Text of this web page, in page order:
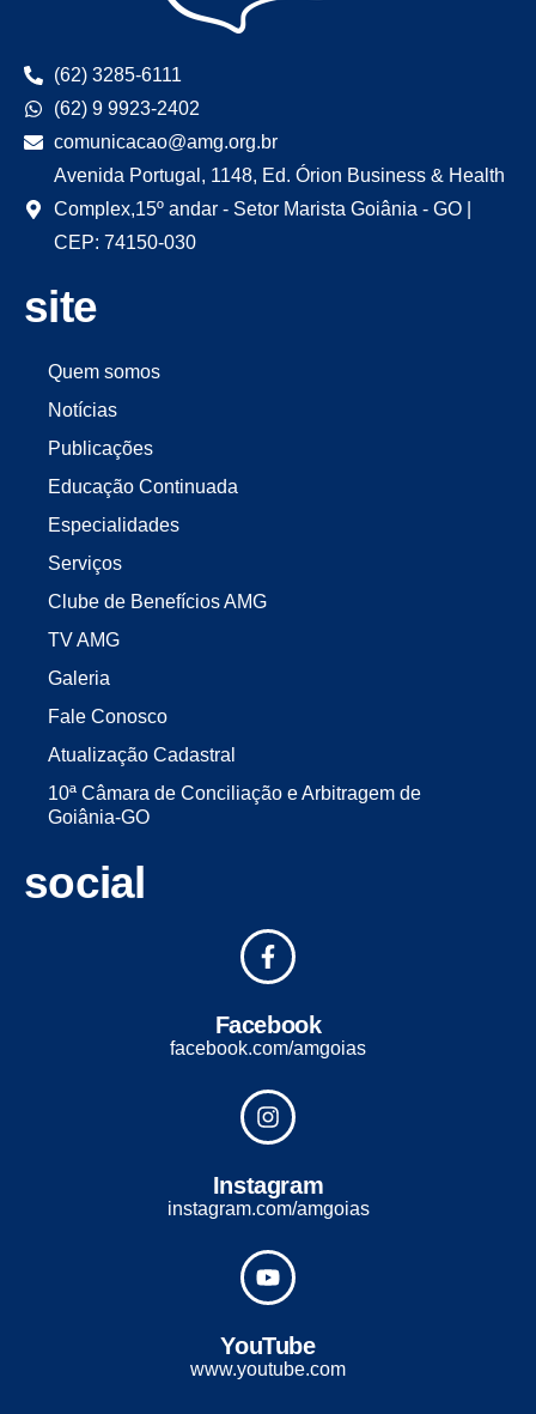
(62) 3285-6111
(62) 9 9923-2402
comunicacao@amg.org.br
Avenida Portugal, 1148, Ed. Órion Business & Health
Complex,15º andar - Setor Marista Goiânia - GO |
CEP: 74150-030
site
Quem somos
Notícias
Publicações
Educação Continuada
Especialidades
Serviços
Clube de Benefícios AMG
TV AMG
Galeria
Fale Conosco
Atualização Cadastral
10ª Câmara de Conciliação e Arbitragem de
Goiânia-GO
social
Facebook
facebook.com/amgoias
Instagram
instagram.com/amgoias
YouTube
www.youtube.com